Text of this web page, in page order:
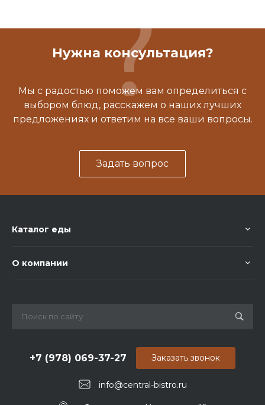
Нужна консультация?
Мы с радостью поможем вам определиться с
выбором блюд, расскажем о наших лучших
предложениях и ответим на все ваши вопросы.
Задать вопрос
Каталог еды
О компании
info@central-bistro.ru
+7 (978) 069-37-27 Заказать звонок